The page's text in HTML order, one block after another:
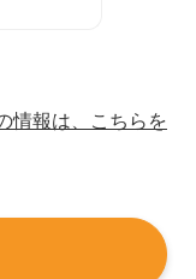
情報は、こちらを